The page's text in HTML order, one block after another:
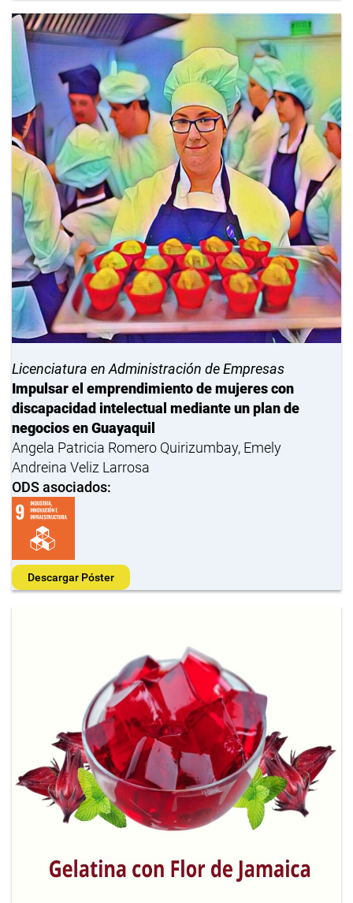
Licenciatura en Administración de Empresas
Impulsar el emprendimiento de mujeres con
discapacidad intelectual mediante un plan de
negocios en Guayaquil
Angela Patricia Romero Quirizumbay, Emely
Andreina Veliz Larrosa
ODS asociados:
Descargar Póster